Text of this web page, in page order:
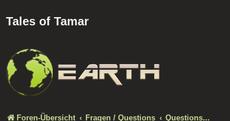
Tales of Tamar
Foren-Übersicht Fragen / Questions Questions...